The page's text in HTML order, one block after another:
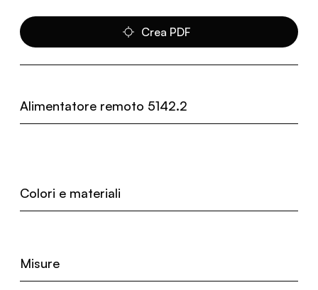
Crea PDF
Alimentatore remoto 5142.2
Colori e materiali
Misure